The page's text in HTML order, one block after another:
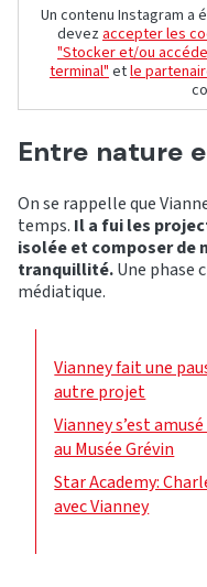
Un contenu Instagram a
devezaccepter les
"Stocker et/ou
terminal"etle
Entre nature
On se rappelle que
temps. Il a fui les
isolée et composer de
tranquillité.Une phase
médiatique.
Vianney fait une
autre projet
Vianney s’est
au Musée Grévin
Star Academy:
avec Vianney